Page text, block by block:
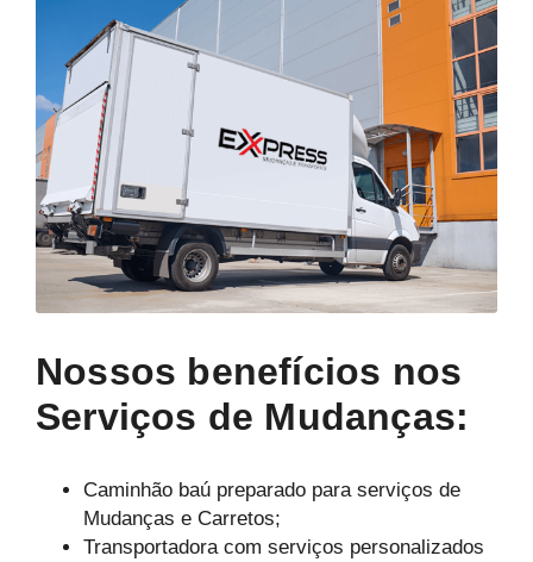
Nossos benefícios nos
Serviços de Mudanças:
Caminhão baú preparado para serviços de
Mudanças e Carretos;
Transportadora com serviços personalizados